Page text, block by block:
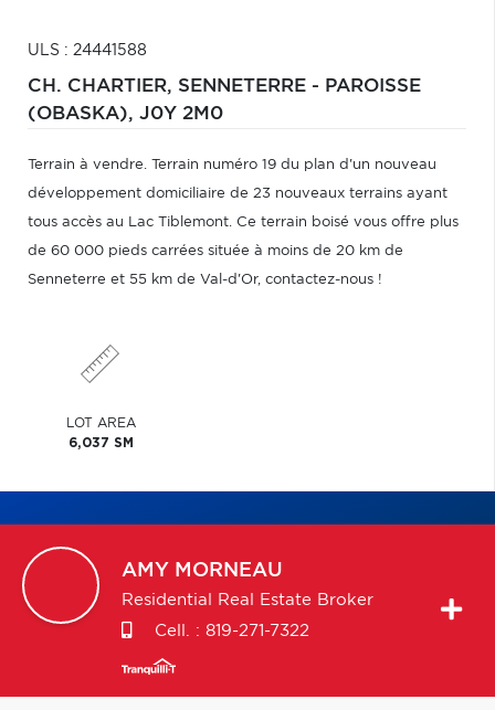
ULS : 24441588
CH. CHARTIER, SENNETERRE - PAROISSE
(OBASKA), J0Y 2M0
Terrain à vendre. Terrain numéro 19 du plan d'un nouveau
développement domiciliaire de 23 nouveaux terrains ayant
tous accès au Lac Tiblemont. Ce terrain boisé vous offre plus
de 60 000 pieds carrées située à moins de 20 km de
Senneterre et 55 km de Val-d'Or, contactez-nous !
LOT AREA
6,037 SM
AMY MORNEAU
Residential Real Estate Broker
Cell. : 819-271-7322